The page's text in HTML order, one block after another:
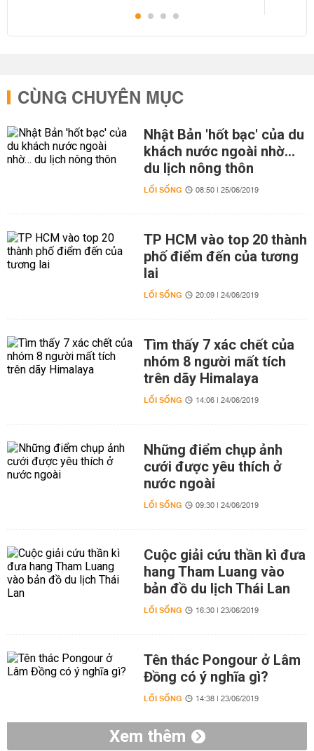
CÙNG CHUYÊN MỤC
Nhật Bản 'hốt bạc' của du
khách nước ngoài nhờ…
du lịch nông thôn
LỐI SỐNG 08:50 | 25/06/2019
TP HCM vào top 20 thành
phố điểm đến của tương
lai
LỐI SỐNG 20:09 | 24/06/2019
Tìm thấy 7 xác chết của
nhóm 8 người mất tích
trên dãy Himalaya
LỐI SỐNG 14:06 | 24/06/2019
Những điểm chụp ảnh
cưới được yêu thích ở
nước ngoài
LỐI SỐNG 09:30 | 24/06/2019
Cuộc giải cứu thần kì đưa
hang Tham Luang vào
bản đồ du lịch Thái Lan
LỐI SỐNG 16:30 | 23/06/2019
Tên thác Pongour ở Lâm
Đồng có ý nghĩa gì?
LỐI SỐNG 14:38 | 23/06/2019
Xem thêm